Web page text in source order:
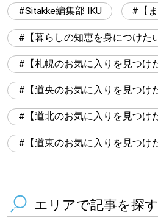
Sitakke編集部 IKU 【
【暮らしの知恵を身につけた
【札幌のお気に入りを見つけ
【道央のお気に入りを見つけ
【道北のお気に入りを見つけ
【道東のお気に入りを見つけ
エリアで記事を探す